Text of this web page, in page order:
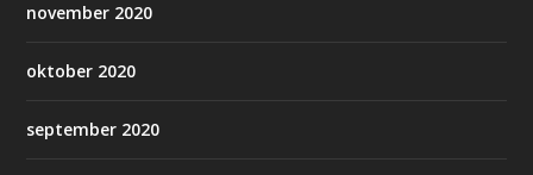
november 2020
oktober 2020
september 2020